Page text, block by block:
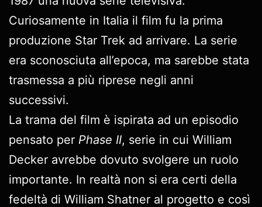
Curiosamente in Italia il film fu la prima
produzione Star Trek ad arrivare. La serie
era sconosciuta all’epoca, ma sarebbe stata
trasmessa a più riprese negli anni
successivi.
La trama del film è ispirata ad un episodio
pensato per Phase II, serie in cui William
Decker avrebbe dovuto svolgere un ruolo
importante. In realtà non si era certi della
fedeltà di William Shatner al progetto e così